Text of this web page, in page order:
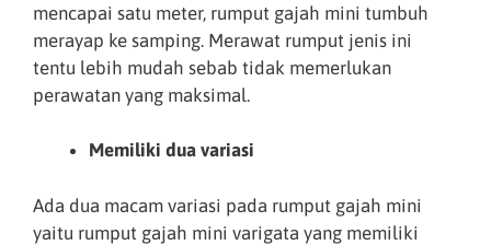
mencapai satu meter, rumput gajah mini tumbuh
merayap ke samping. Merawat rumput jenis ini
tentu lebih mudah sebab tidak memerlukan
perawatan yang maksimal.
Memiliki dua variasi
Ada dua macam variasi pada rumput gajah mini
yaitu rumput gajah mini varigata yang memiliki